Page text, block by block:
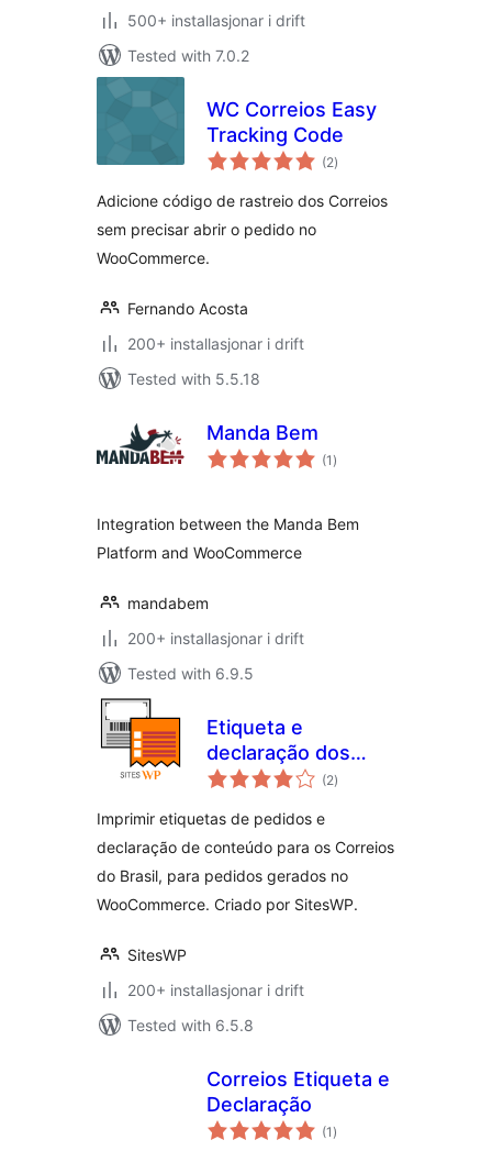
500+ installasjonar i drift
Tested with 7.0.2
WC Correios Easy
Tracking Code
(2vurderingar
i)
Adicione código de rastreio dos Correios
sem precisar abrir o pedido no
WooCommerce.
Fernando Acosta
200+ installasjonar i drift
Tested with 5.5.18
Manda Bem
(1 vurderingar
i)
Integration between the Manda Bem
Platform and WooCommerce
mandabem
200+ installasjonar i drift
Tested with 6.9.5
Etiqueta e
declaração dos
Correios para
(2vurderingar
i)
Imprimir etiquetas de pedidos e
declaração de conteúdo para os Correios
do Brasil, para pedidos gerados no
WooCommerce. Criado por SitesWP.
SitesWP
200+ installasjonar i drift
Tested with 6.5.8
Correios Etiqueta e
Declaração
(1 vurderingar
i)